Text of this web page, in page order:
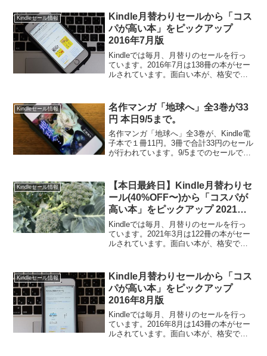
Kindleセール情報
Kindle月替わりセールから「コス
パが高い本」をピックアップ
2016年7月版
Kindleでは毎月、月替りのセールを行っ
ています。2016年7月は138冊の本がセー
ルされています。面白い本が、格安でセ
お得さを多くの人に知ってほしいです。
Ki...
Kindleセール情報
名作マンガ「地球へ」全3巻が33
円 本日9/5まで。
名作マンガ「地球へ」全3巻が、Kindle電
子本で１冊11円。3冊で合計33円のセール
が行われています。9/5までのセールで
されています。当時私は8歳。私は観に
行...
Kindleセール情報
【本日最終日】Kindle月替わりセ
ール(40%OFF〜)から「コスパが
高い本」をピックアップ 2021年3
月版
Kindleでは毎月、月替りのセールを行っ
ています。2021年3月は122冊の本がセー
ルされています。面白い本が、格安でセ
お得さを多くの人に知ってほしいです。
Ki...
Kindleセール情報
Kindle月替わりセールから「コス
パが高い本」をピックアップ
2016年8月版
Kindleでは毎月、月替りのセールを行っ
ています。2016年8月は143冊の本がセー
ルされています。面白い本が、格安でセ